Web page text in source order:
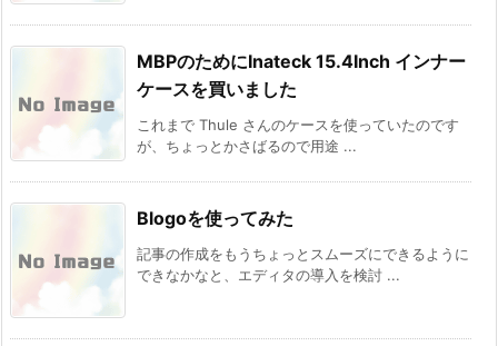
MBPのためにInateck 15.4Inch インナー
ケースを買いました
これまで Thule さんのケースを使っていたのです
が、ちょっとかさばるので用途 ...
Blogoを使ってみた
記事の作成をもうちょっとスムーズにできるように
できなかなと、エディタの導入を検討 ...